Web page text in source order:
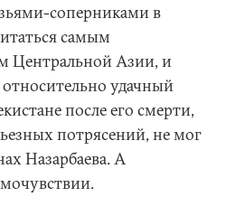
соперниками в
самым
Центральной Азии, и
удачный
после его смерти,
потрясений, не мог
Назарбаева. А